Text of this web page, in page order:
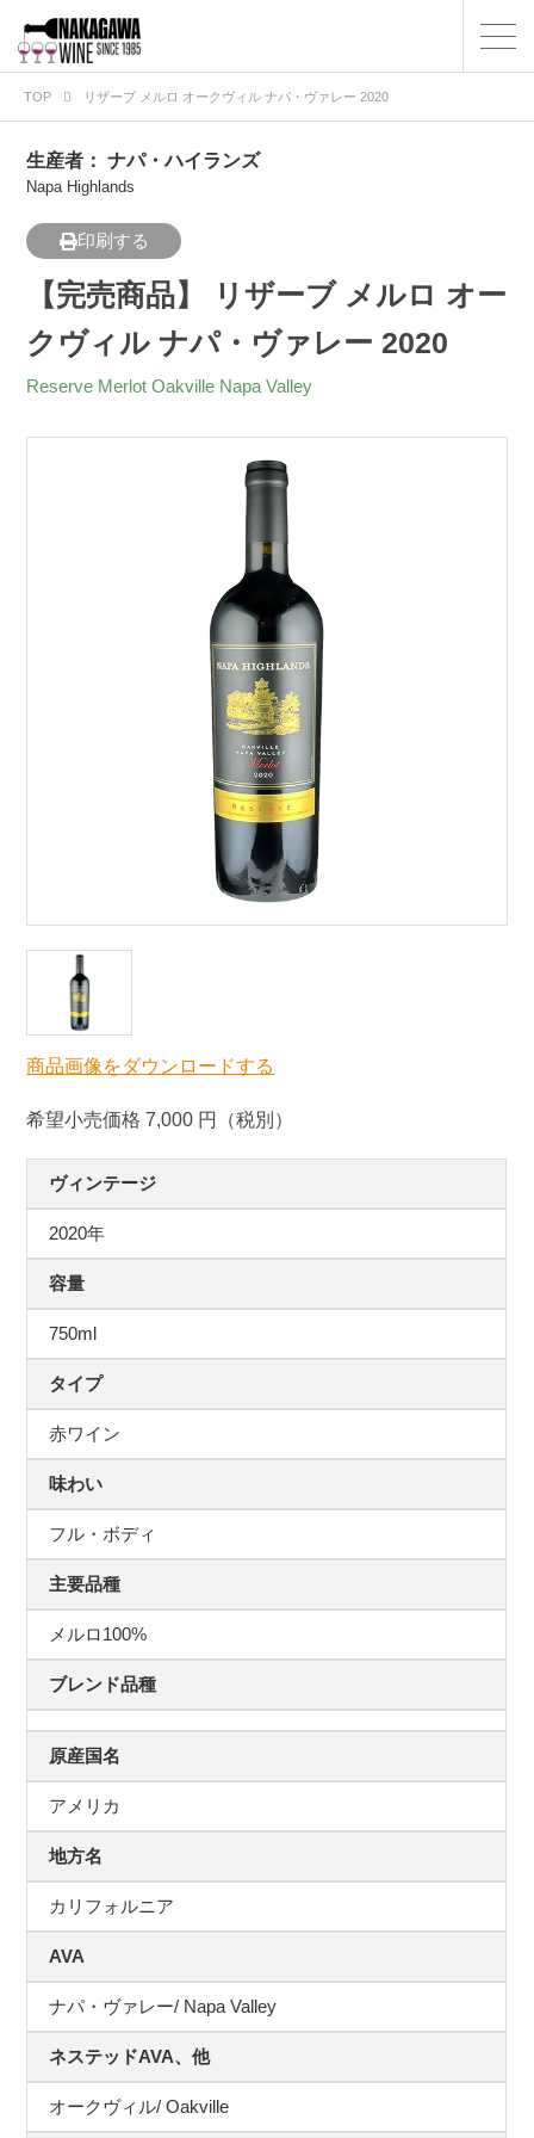
TOP リザーブ メルロ オークヴィル ナパ・ヴァレー 2020
生産者：ナパ・ハイランズ
Napa Highlands
印刷する
【完売商品】 リザーブ メルロ オー
クヴィル ナパ・ヴァレー 2020
Reserve Merlot Oakville Napa Valley
商品画像をダウンロードする
希望小売価格 7,000 円（税別）
ヴィンテージ
2020年
容量
750ml
タイプ
赤ワイン
味わい
フル・ボディ
主要品種
メルロ100%
ブレンド品種
原産国名
アメリカ
地方名
カリフォルニア
AVA
ナパ・ヴァレー/ Napa Valley
ネステッドAVA、他
オークヴィル/ Oakville